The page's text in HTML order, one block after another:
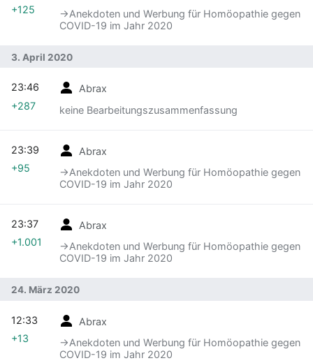
→‎Anekdoten und Werbung für Homöopathie gegen
COVID-19 im Jahr 2020
+125
3. April 2020
Abrax
keine Bearbeitungszusammenfassung
23:46
+287
Abrax
→‎Anekdoten und Werbung für Homöopathie gegen
COVID-19 im Jahr 2020
23:39
+95
Abrax
→‎Anekdoten und Werbung für Homöopathie gegen
COVID-19 im Jahr 2020
23:37
+1.001
24. März 2020
Abrax
→‎Anekdoten und Werbung für Homöopathie gegen
COVID-19 im Jahr 2020
12:33
+13